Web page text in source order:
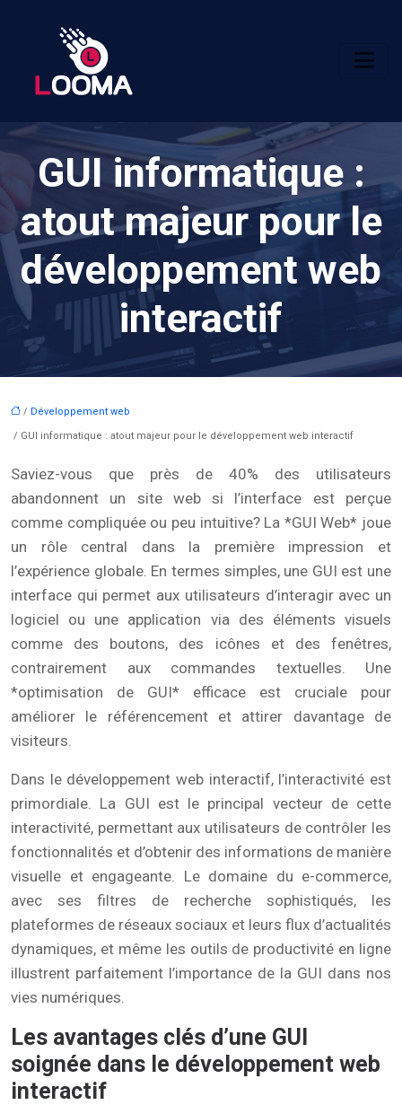
GUI informatique :
atout majeur pour le
développement web
interactif
/ Développement web
/ GUI informatique : atout majeur pour le développement web interactif
Saviez-vous que près de 40% des utilisateurs
abandonnent un site web si l’interface est perçue
comme compliquée ou peu intuitive? La *GUI Web* joue
un rôle central dans la première impression et
l’expérience globale. En termes simples, une GUI est une
interface qui permet aux utilisateurs d’interagir avec un
logiciel ou une application via des éléments visuels
comme des boutons, des icônes et des fenêtres,
contrairement aux commandes textuelles. Une
*optimisation de GUI* efficace est cruciale pour
améliorer le référencement et attirer davantage de
visiteurs.
Dans le développement web interactif, l’interactivité est
primordiale. La GUI est le principal vecteur de cette
interactivité, permettant aux utilisateurs de contrôler les
fonctionnalités et d’obtenir des informations de manière
visuelle et engageante. Le domaine du e-commerce,
avec ses filtres de recherche sophistiqués, les
plateformes de réseaux sociaux et leurs flux d’actualités
dynamiques, et même les outils de productivité en ligne
illustrent parfaitement l’importance de la GUI dans nos
vies numériques.
Les avantages clés d’une GUI
soignée dans le développement web
interactif